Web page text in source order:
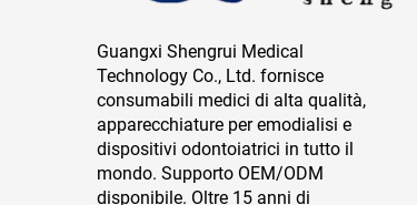
Guangxi Shengrui Medical
Technology Co., Ltd. fornisce
consumabili medici di alta qualità,
apparecchiature per emodialisi e
dispositivi odontoiatrici in tutto il
mondo. Supporto OEM/ODM
disponibile. Oltre 15 anni di